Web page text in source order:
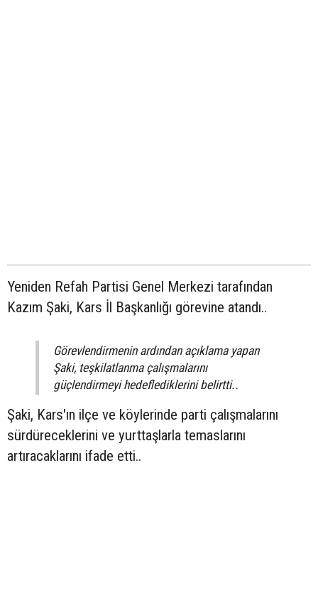
Yeniden Refah Partisi Genel Merkezi tarafından
Kazım Şaki, Kars İl Başkanlığı görevine atandı..
Görevlendirmenin ardından açıklama yapan
Şaki, teşkilatlanma çalışmalarını
güçlendirmeyi hedeflediklerini belirtti..
Şaki, Kars'ın ilçe ve köylerinde parti çalışmalarını
sürdüreceklerini ve yurttaşlarla temaslarını
artıracaklarını ifade etti..